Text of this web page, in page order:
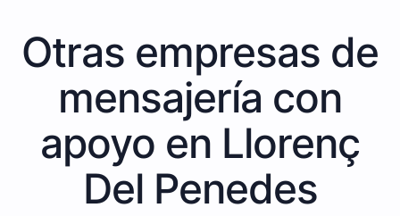
Otras empresas de
mensajería con
apoyo en Llorenç
Del Penedes